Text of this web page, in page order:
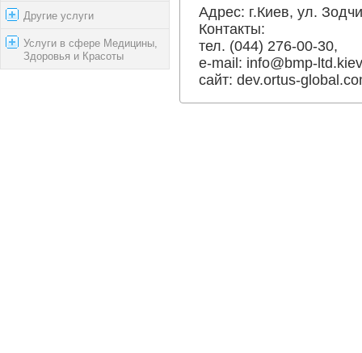
Другие услуги
Услуги в сфере Медицины,
Здоровья и Красоты
Адрес: г.Киев, ул.
Контакты:
тел. (044) 276-00-30,
e-mail: info@bmp-
сайт: dev.ortus-